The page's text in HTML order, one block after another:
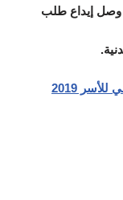
وصل إيداع طلب
2019